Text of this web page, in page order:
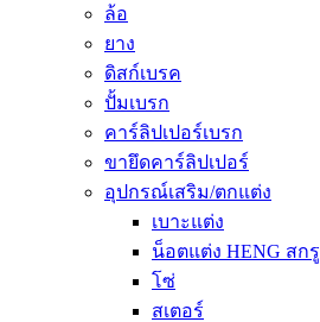
ล้อ
ยาง
ดิสก์เบรค
ปั้มเบรก
คาร์ลิปเปอร์เบรก
ขายึดคาร์ลิปเปอร์
อุปกรณ์เสริม/ตกแต่ง
เบาะแต่ง
น็อตแต่ง HENG สกรู
โซ่
สเตอร์